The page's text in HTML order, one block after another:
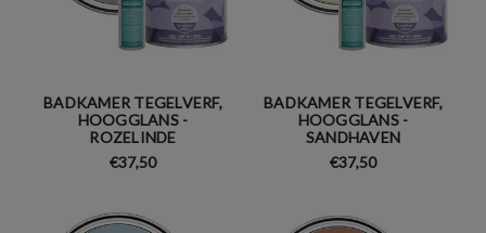
BADKAMER TEGELVERF,
HOOGGLANS -
ROZELINDE
€37,50
BADKAMER TEGELVERF,
HOOGGLANS -
SANDHAVEN
€37,50